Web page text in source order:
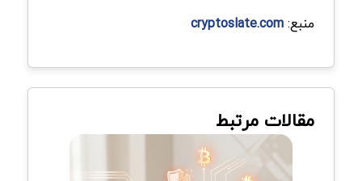
منبع:cryptoslate.com
مقالات مرتبط